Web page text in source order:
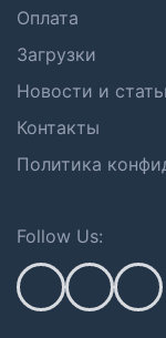
Оплата
Загрузки
Новости и
Контакты
Политика
Follow Us: